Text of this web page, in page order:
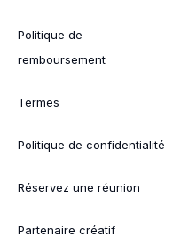
Politique de
remboursement
Termes
Politique de confidentialité
Réservez une réunion
Partenaire créatif